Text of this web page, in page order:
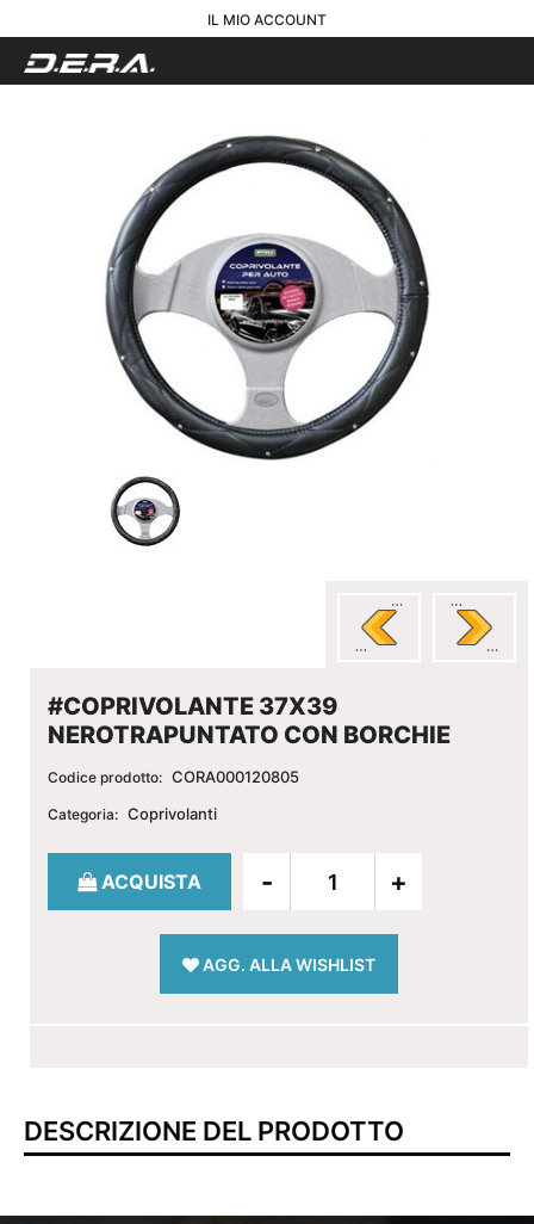
IL MIO ACCOUNT
#COPRIVOLANTE 37X39
NEROTRAPUNTATO CON BORCHIE
Codice prodotto: CORA000120805
Categoria: Coprivolanti
Quantità
ACQUISTA
AGG. ALLA WISHLIST
DESCRIZIONE DEL PRODOTTO